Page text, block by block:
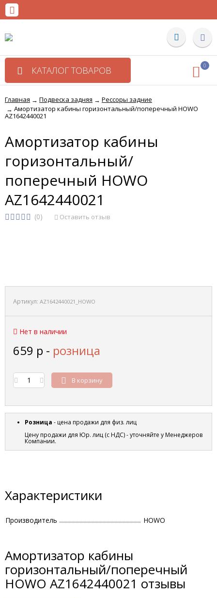
КАТАЛОГ ТОВАРОВ 0
Главная → Подвеска задняя → Рессоры задние
→ Амортизатор кабины горизонтальный/поперечный HOWO
AZ1642440021
Амортизатор кабины
горизонтальный/
поперечный HOWO
AZ1642440021
(0) Оставить отзыв
Артикул: AZ1642440021_HOWO
Нет в наличии
659 р - розница
В корзину
Розница - цена продажи для физ. лиц
Цену продажи для Юр. лиц (с НДС) - уточняйте у Менеджеров
Компании.
Характеристики
Производитель HOWO
Амортизатор кабины
горизонтальный/поперечный
HOWO AZ1642440021 отзывы